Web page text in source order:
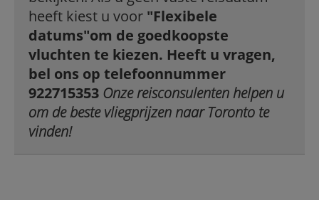
heeft kiest u voor "Flexibele
datums"om de goedkoopste
vluchten te kiezen. Heeft u vragen,
bel ons op telefoonnummer
922715353 Onze reisconsulenten helpen u
om de beste vliegprijzen naar Toronto te
vinden!